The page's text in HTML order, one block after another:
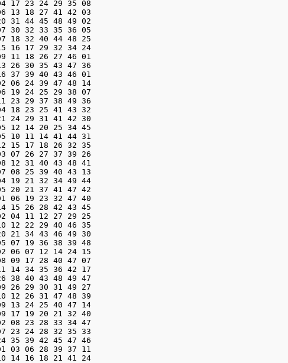
17 23 24 29 35 08
13 18 27 41 42 03
31 44 45 48 49 02
30 32 33 35 36 05
18 32 40 44 48 25
16 17 29 32 34 24
11 18 26 27 46 01
26 30 35 43 47 36
37 39 40 43 46 01
06 24 39 47 48 14
19 24 25 29 38 07
23 29 37 38 49 36
18 23 25 41 43 32
24 29 31 41 42 30
12 14 20 25 34 45
10 11 14 41 44 31
15 17 18 26 32 35
07 26 27 37 39 26
12 31 40 43 48 41
08 25 39 40 43 13
19 21 32 34 49 44
20 21 37 41 47 42
06 19 23 32 47 40
15 26 28 42 43 45
04 11 12 27 29 25
12 22 29 40 46 35
21 34 43 46 49 30
07 19 36 38 39 48
06 07 12 14 24 15
09 17 28 40 47 07
14 34 35 36 42 17
38 40 43 48 49 47
26 29 30 31 49 27
12 26 31 47 48 39
13 24 25 40 47 14
17 19 20 21 32 40
08 23 28 33 34 47
23 24 28 32 35 33
35 39 42 45 47 46
03 06 28 39 37 11
14 16 18 21 41 24